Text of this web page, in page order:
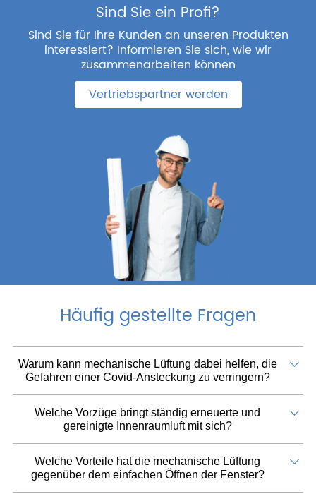
Sind Sie ein Profi?
Sind Sie für Ihre Kunden an unseren Produkten
interessiert? Informieren Sie sich, wie wir
zusammenarbeiten können
Vertriebspartner werden
Häufig gestellte Fragen
Warum kann mechanische Lüftung dabei helfen, die
Gefahren einer Covid-Ansteckung zu verringern?
Welche Vorzüge bringt ständig erneuerte und
gereinigte Innenraumluft mit sich?
Welche Vorteile hat die mechanische Lüftung
gegenüber dem einfachen Öffnen der Fenster?